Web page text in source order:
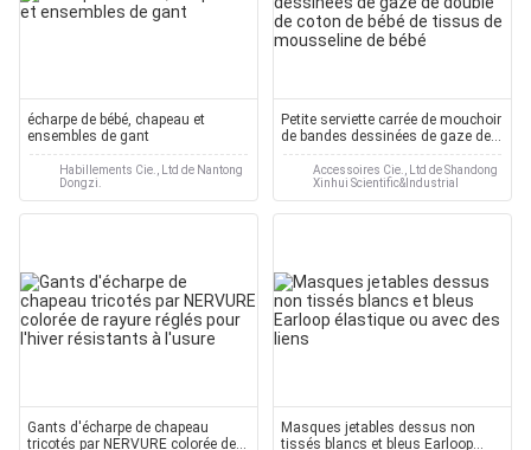
écharpe de bébé, chapeau et
ensembles de gant
Habillements Cie., Ltd de Nantong
Dongzi.
Petite serviette carrée de mouchoir
de bandes dessinées de gaze de
double de coton de bébé de tissus
de mousseline de bébé
Accessoires Cie., Ltd de Shandong
Xinhui Scientific&Industrial
Gants d'écharpe de chapeau
tricotés par NERVURE colorée de
Masques jetables dessus non
tissés blancs et bleus Earloop